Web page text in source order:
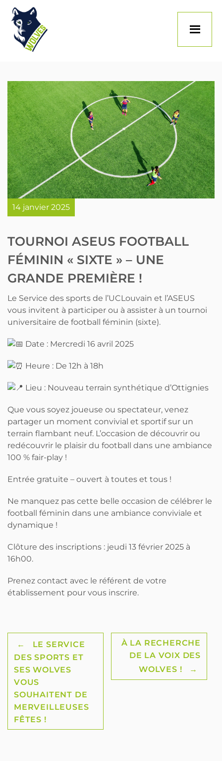
Skip
content
TOURNOI ASEUS FOOTBALL
FÉMININ « SIXTE » – UNE
GRANDE PREMIÈRE !
14 janvier 2025
Le Service des sports de l’UCLouvain et l’ASEUS
vous invitent à participer ou à assister à un tournoi
universitaire de football féminin (sixte).
Date : Mercredi 16 avril 2025
Heure : De 12h à 18h
Lieu : Nouveau terrain synthétique d’Ottignies
Que vous soyez joueuse ou spectateur, venez
partager un moment convivial et sportif sur un
terrain flambant neuf. L’occasion de découvrir ou
redécouvrir le plaisir du football dans une ambiance
100 % fair-play !
Entrée gratuite – ouvert à toutes et tous !
Ne manquez pas cette belle occasion de célébrer le
football féminin dans une ambiance conviviale et
dynamique !
Clôture des inscriptions : jeudi 13 février 2025 à
16h00.
Prenez contact avec le référent de votre
établissement pour vous inscrire.
Post
navigation
←
LE SERVICE
DES SPORTS ET
SES WOLVES
VOUS
SOUHAITENT DE
MERVEILLEUSES
FÊTES !
À LA RECHERCHE
DE LA VOIX DES
WOLVES !
→